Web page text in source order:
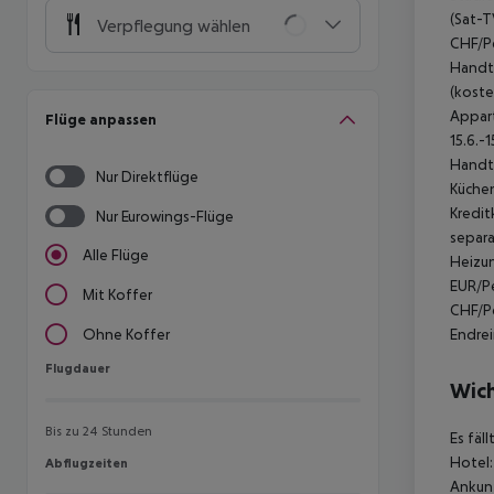
Verpflegung wählen
Flüge anpassen
Nur Direktflüge
Nur Eurowings-Flüge
Alle Flüge
Mit Koffer
Ohne Koffer
Flugdauer
Flugdauer
Bis zu 24 Stunden
Abflugzeiten
Abflugzeiten
(Sat-
CHF/
15.6.-
EUR/
CHF/
Es
Hotel: